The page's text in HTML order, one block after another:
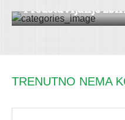
Predstavljanje
TRENUTNO NEMA